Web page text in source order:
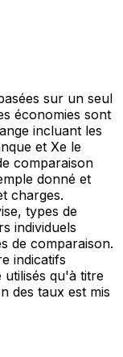
sur un seul
économies sont
incluant les
et Xe le
comparaison
donné et
charges.
types de
individuels
de comparaison.
indicatifs
utilisés qu'à titre
des taux est mis